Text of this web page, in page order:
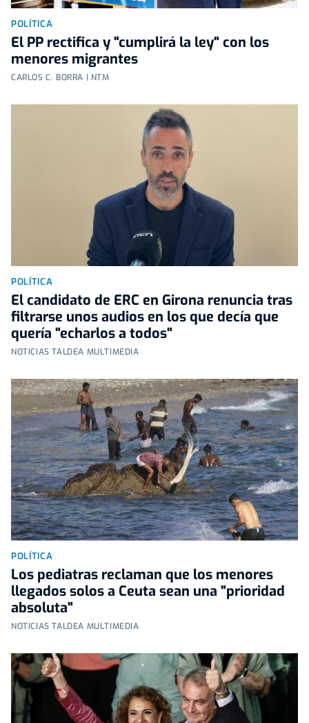
POLÍTICA
El PP rectifica y "cumplirá la ley" con los
menores migrantes
CARLOS C. BORRA | NTM
POLÍTICA
El candidato de ERC en Girona renuncia tras
filtrarse unos audios en los que decía que
quería "echarlos a todos"
NOTICIAS TALDEA MULTIMEDIA
POLÍTICA
Los pediatras reclaman que los menores
llegados solos a Ceuta sean una "prioridad
absoluta"
NOTICIAS TALDEA MULTIMEDIA